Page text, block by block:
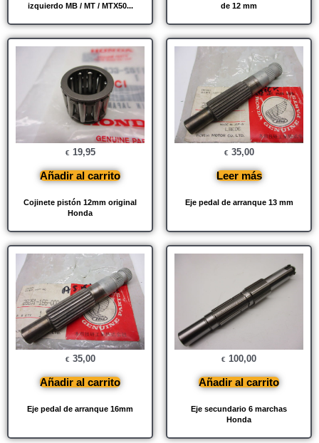
izquierdo MB / MT / MTX50...
de 12 mm
Cojinete pistón 12mm original
Honda
€ 19,95
Añadir al carrito
Eje pedal de arranque 13 mm
€ 35,00
Leer más
Eje pedal de arranque 16mm
€ 35,00
Añadir al carrito
Eje secundario 6 marchas
Honda
€ 100,00
Añadir al carrito